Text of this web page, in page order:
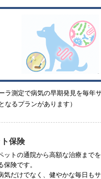
ラ測定で病気の早期発見を毎年
なるプランがあります）
保険
ットの通院から高額な治療まで
保険です。
気だけでなく、健やかな毎日も